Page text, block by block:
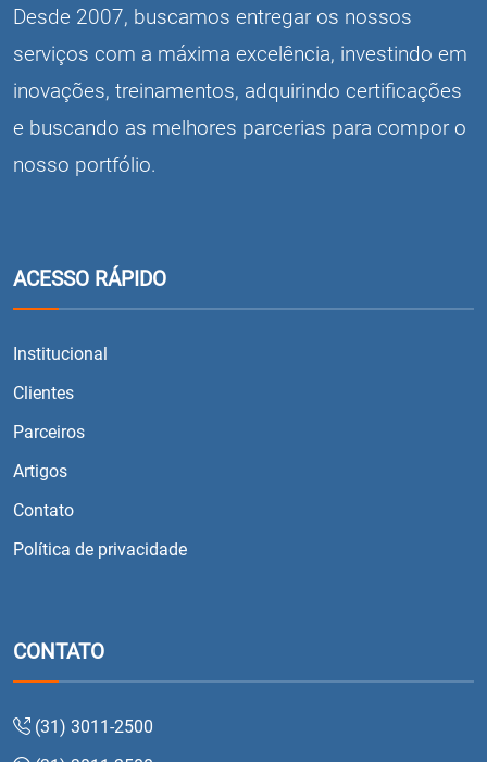
Desde 2007, buscamos entregar os nossos
serviços com a máxima excelência, investindo em
inovações, treinamentos, adquirindo certificações
e buscando as melhores parcerias para compor o
nosso portfólio.
ACESSO RÁPIDO
Institucional
Clientes
Parceiros
Artigos
Contato
Política de privacidade
CONTATO
(31) 3011-2500